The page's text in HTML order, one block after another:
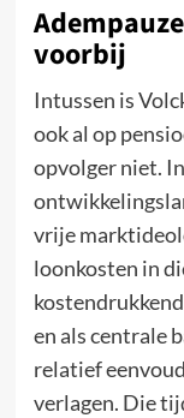
voorbij
Intussen is
ook al op
opvolger niet.
vrije
loonkosten in
en als centrale
relatief
verlagen. Die